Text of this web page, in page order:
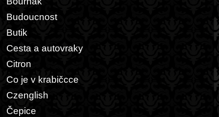
Budoucnost
Butik
Cesta a autovraky
Citron
Co je v krabičcce
Czenglish
Čepice